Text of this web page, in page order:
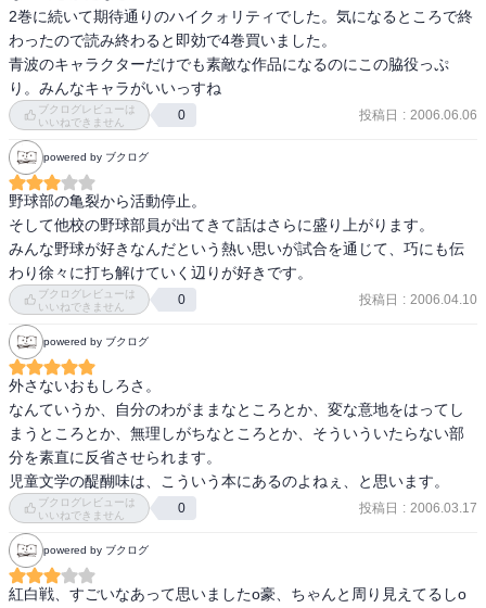
2巻に続いて期待通りのハイクォリティでした。気になるところで終
わったので読み終わると即効で4巻買いました。
青波のキャラクターだけでも素敵な作品になるのにこの脇役っぷ
り。みんなキャラがいいっすね
ブクログレビューは
いいねできません
0 投稿日 : 2006.06.06
powered by ブクログ
野球部の亀裂から活動停止。
そして他校の野球部員が出てきて話はさらに盛り上がります。
みんな野球が好きなんだという熱い思いが試合を通じて、巧にも伝
わり徐々に打ち解けていく辺りが好きです。
ブクログレビューは
いいねできません
0 投稿日 : 2006.04.10
powered by ブクログ
外さないおもしろさ。
なんていうか、自分のわがままなところとか、変な意地をはってし
まうところとか、無理しがちなところとか、そういういたらない部
分を素直に反省させられます。
児童文学の醍醐味は、こういう本にあるのよねぇ、と思います。
ブクログレビューは
いいねできません
0 投稿日 : 2006.03.17
powered by ブクログ
紅白戦、すごいなあって思いましたo豪、ちゃんと周り見えてるしo